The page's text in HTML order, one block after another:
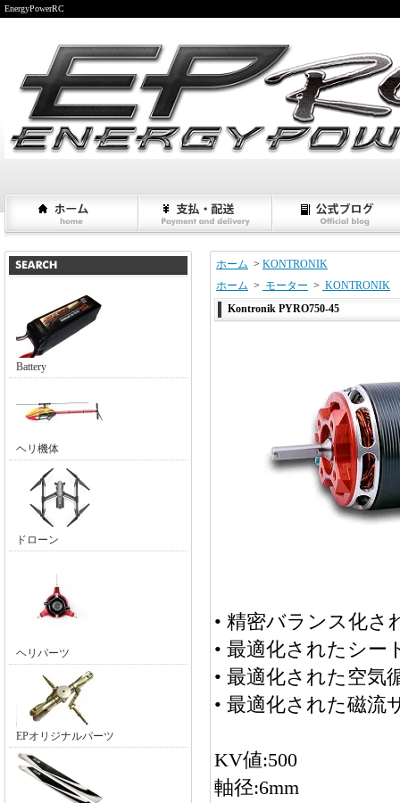
EnergyPowerRC
Battery
ヘリ機体
ドローン
ヘリパーツ
EPオリジナルパーツ
ホーム > KONTRONIK
ホーム > モーター > KONTRONIK
Kontronik PYRO750-45
• 精密バランス化さ
• 最適化されたシー
• 最適化された空気
• 最適化された磁流
KV値:500
軸径:6mm